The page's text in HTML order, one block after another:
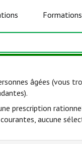
Formations
âgées (vous
prescription
aucune